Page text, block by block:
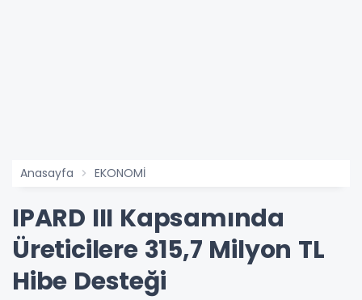
Anasayfa EKONOMİ
IPARD III Kapsamında
Üreticilere 315,7 Milyon TL
Hibe Desteği